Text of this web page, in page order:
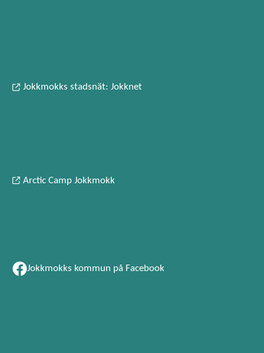
Jokkmokks stadsnät: Jokknet
Arctic Camp Jokkmokk
Jokkmokks kommun på Facebook